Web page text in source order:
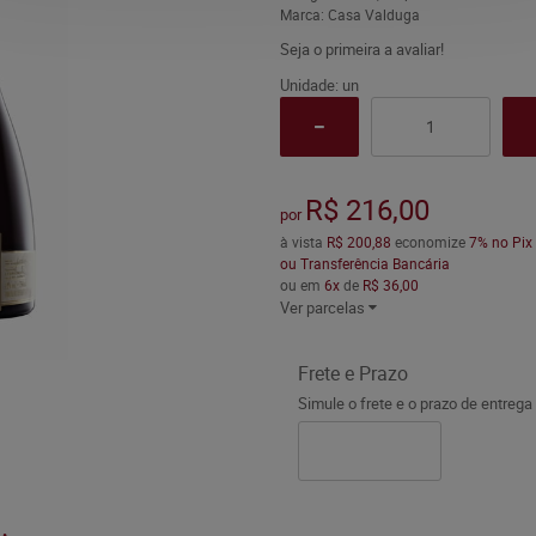
Marca: Casa Valduga
Seja o primeira a avaliar!
Unidade: un
por R$ 216,00
à vista R$ 200,88 economize7% no Pix
ou Transferência Bancária
ou em 6xde R$ 36,00
Ver parcelas
Frete e Prazo
Simule o frete e o prazo de